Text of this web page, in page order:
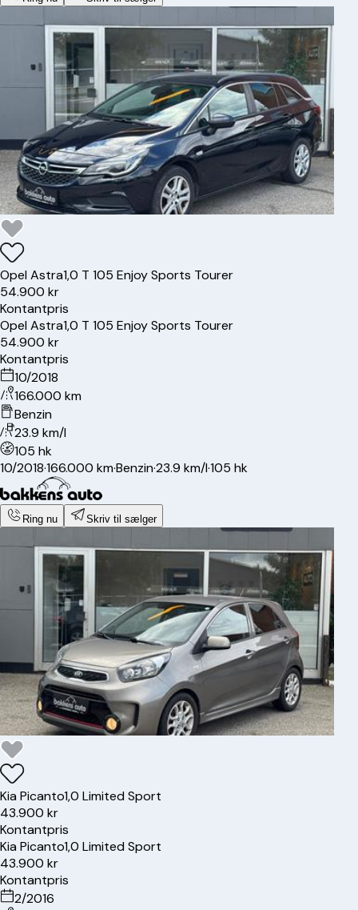
OpelAstra1,0 T 105 Enjoy Sports Tourer
54.900 kr
Kontantpris
OpelAstra1,0 T 105 Enjoy Sports Tourer
54.900 kr
Kontantpris
10/2018
166.000 km
Benzin
23.9 km/l
105 hk
10/2018·166.000 km·Benzin·23.9 km/l·105 hk
Ring nu Skriv til sælger
KiaPicanto1,0 Limited Sport
43.900 kr
Kontantpris
KiaPicanto1,0 Limited Sport
43.900 kr
Kontantpris
2/2016